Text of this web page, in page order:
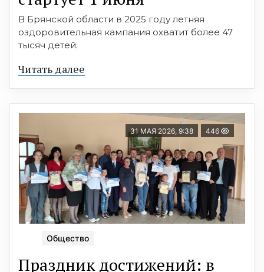
В Брянской области в 2025 году летняя
оздоровительная кампания охватит более 47
тысяч детей.
Читать далее
31 МАЯ 2026, 9:38 446
Общество
Праздник достижений: в